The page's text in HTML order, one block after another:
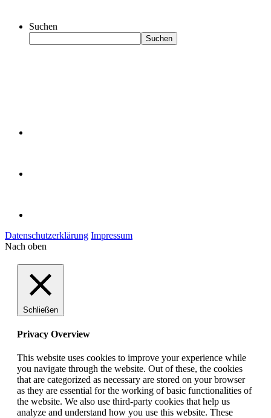
Suchen
Suchen
Datenschutzerklärung Impressum
Nach oben
Schließen
Privacy Overview
This website uses cookies to improve your experience while
you navigate through the website. Out of these, the cookies
that are categorized as necessary are stored on your browser
as they are essential for the working of basic functionalities of
the website. We also use third-party cookies that help us
analyze and understand how you use this website. These